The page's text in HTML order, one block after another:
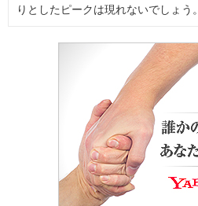
りとしたピークは現れないでしょう。